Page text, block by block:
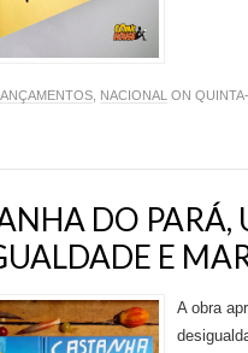
LANÇAMENTOS NACIONAL ON
DO PARÁ,
E
A obra